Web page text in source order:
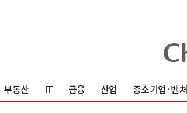
부동산 IT 금융 산업 중소기업·벤처